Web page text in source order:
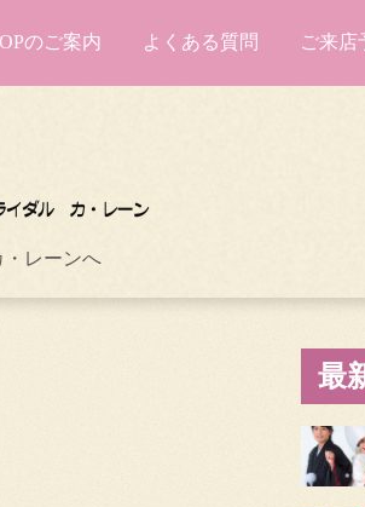
のご案内 よくある質問 ご来店
レーンへ
最